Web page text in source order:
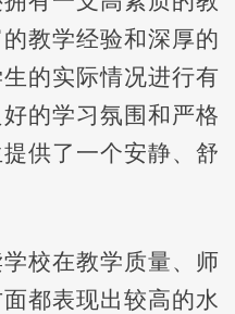
教学经验和深厚的
的实际情况进行有
的学习氛围和严格
供了一个安静、舒
校在教学质量、师
都表现出较高的水